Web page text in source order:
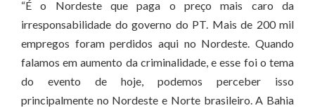
“É o Nordeste que paga o preço mais caro da
irresponsabilidade do governo do PT. Mais de 200 mil
empregos foram perdidos aqui no Nordeste. Quando
falamos em aumento da criminalidade, e esse foi o tema
do evento de hoje, podemos perceber isso
principalmente no Nordeste e Norte brasileiro. A Bahia